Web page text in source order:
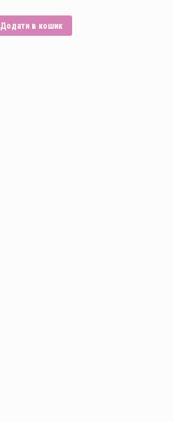
Додати в кошик